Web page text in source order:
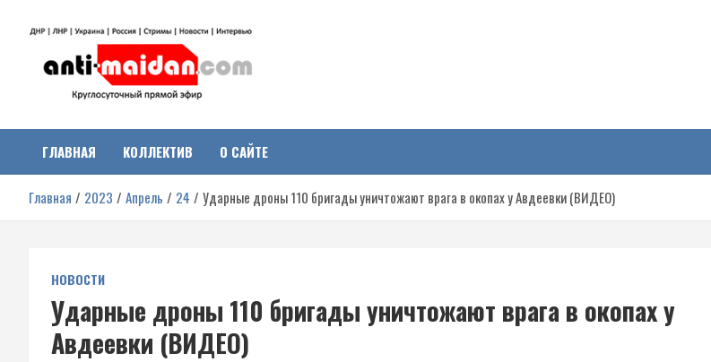
Антимайдан:
Гражданская война на
Украине
о гражданской войне на Украине, включая события в Новороссии,
ДНР, ЛНР и других регионах.
ГЛАВНАЯ КОЛЛЕКТИВ О САЙТЕ
Главная 2023 Апрель 24 Ударные дроны 110 бригады уничтожают врага в окопах у Авдеевки (ВИДЕО)
НОВОСТИ
Ударные дроны 110 бригады уничтожают врага в окопах у
Авдеевки (ВИДЕО)